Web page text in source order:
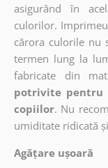
asigurând în
culorilor.
cărora culorile nu
termen lung la
fabricate din
potrivite pentru
copiilor. Nu
umiditate ridicată
Agățare ușoară